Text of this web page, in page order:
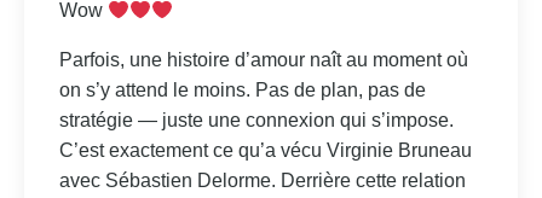
Wow
Parfois, une histoire d’amour naît au moment où
on s’y attend le moins. Pas de plan, pas de
stratégie — juste une connexion qui s’impose.
C’est exactement ce qu’a vécu Virginie Bruneau
avec Sébastien Delorme. Derrière cette relation